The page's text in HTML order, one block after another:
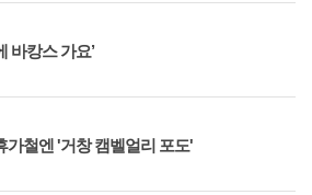
바캉스 가요’
가철엔 '거창 캠벨얼리 포도'